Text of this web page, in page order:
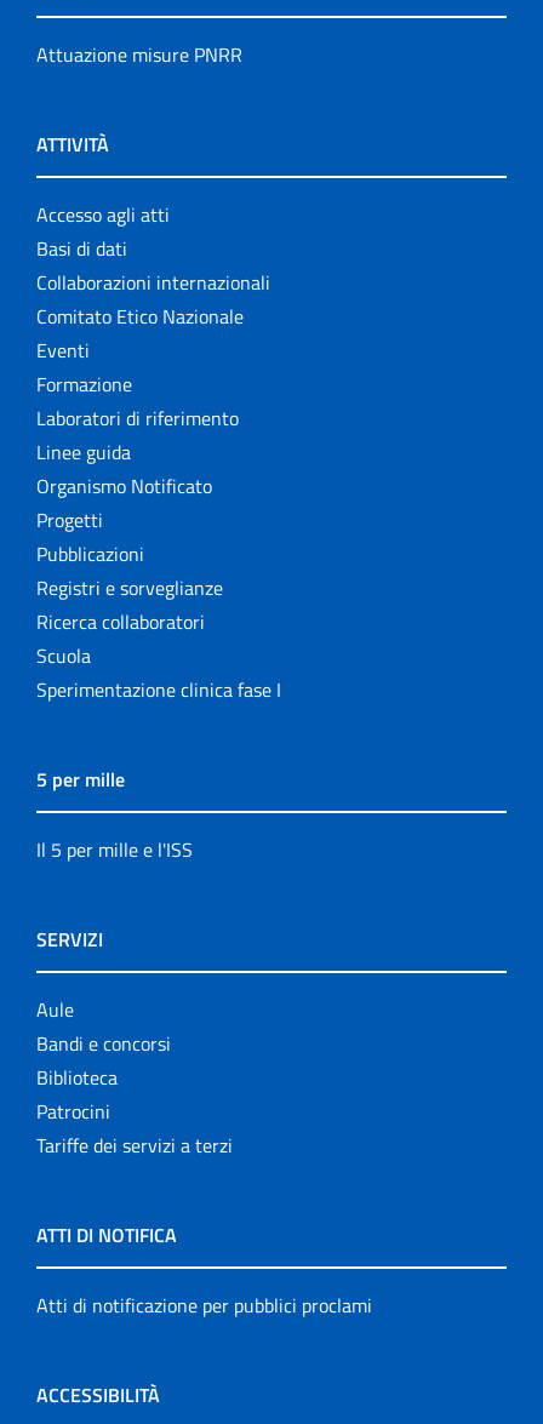
Attuazione misure PNRR
ATTIVITÀ
Accesso agli atti
Basi di dati
Collaborazioni internazionali
Comitato Etico Nazionale
Eventi
Formazione
Laboratori di riferimento
Linee guida
Organismo Notificato
Progetti
Pubblicazioni
Registri e sorveglianze
Ricerca collaboratori
Scuola
Sperimentazione clinica fase I
5 per mille
Il 5 per mille e l'ISS
SERVIZI
Aule
Bandi e concorsi
Biblioteca
Patrocini
Tariffe dei servizi a terzi
ATTI DI NOTIFICA
Atti di notificazione per pubblici proclami
ACCESSIBILITÀ